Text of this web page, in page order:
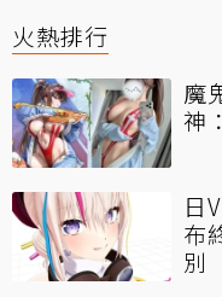
火熱排行
魔
神
日
布
別